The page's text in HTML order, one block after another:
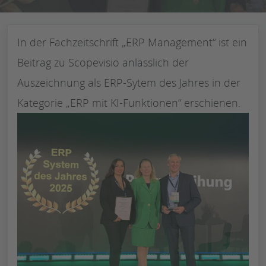
In der Fachzeitschrift „ERP Management“ ist ein
Beitrag zu Scopevisio anlässlich der
Auszeichnung als ERP-Sytem des Jahres in der
Kategorie „ERP mit KI-Funktionen“ erschienen.